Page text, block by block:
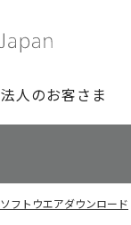
法人のお客さま
ソフトウエアダウンロード